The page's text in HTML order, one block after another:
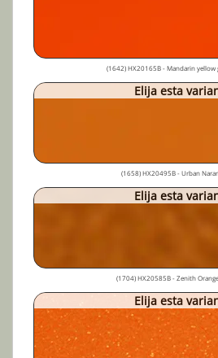
(1642) HX20165B - Mandarin yellow
Elija esta
(1658) HX20495B - Urban
Elija esta
(1704) HX20585B - Zenith
Elija esta